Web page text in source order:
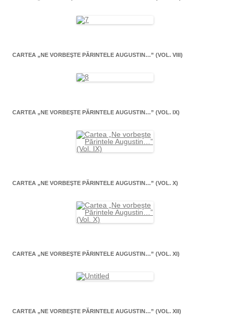
CARTEA „NE VORBEŞTE PĂRINTELE AUGUSTIN…” (VOL. VIII)
CARTEA „NE VORBEŞTE PĂRINTELE AUGUSTIN…” (VOL. IX)
CARTEA „NE VORBEŞTE PĂRINTELE AUGUSTIN…” (VOL. X)
CARTEA „NE VORBEŞTE PĂRINTELE AUGUSTIN…” (VOL. XI)
CARTEA „NE VORBEŞTE PĂRINTELE AUGUSTIN…” (VOL. XII)